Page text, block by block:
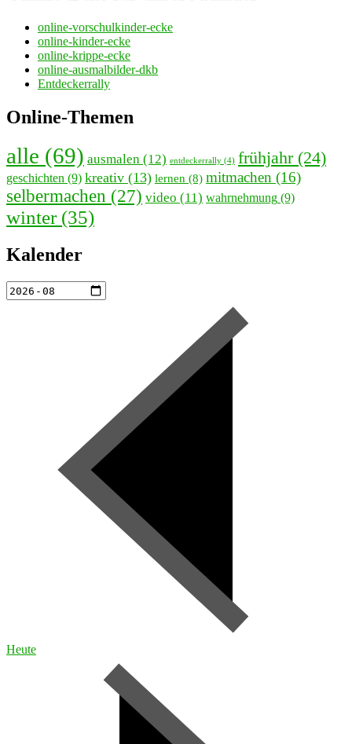
online-vorschulkinder-ecke
online-kinder-ecke
online-krippe-ecke
online-ausmalbilder-dkb
Entdeckerrally
Online-Themen
alle (69) ausmalen (12) entdeckerrally (4) frühjahr(24)
geschichten (9) kreativ (13) lernen (8) mitmachen (16)
selbermachen (27) video (11) wahrnehmung (9)
winter(35)
Kalender
Heute